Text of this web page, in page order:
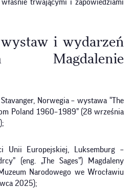
trwającymi i zapowiedziami
i wydarzeń
Magdalenie
Norwegia – wystawa “The
Poland 1960–1989” (28 września
Unii Europejskiej, Luksemburg –
(eng. „The Sages”) Magdaleny
Narodowego we Wrocławiu
2025);